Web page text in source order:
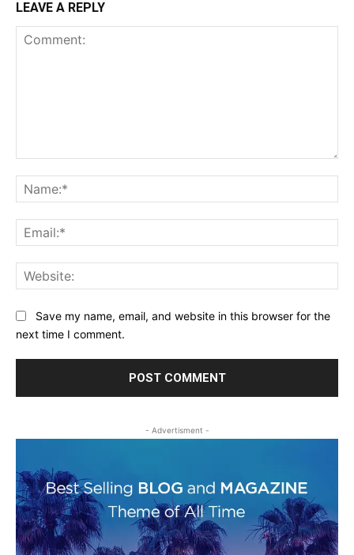
LEAVE A REPLY
Save my name, email, and website in this browser for the
next time I comment.
- Advertisment -